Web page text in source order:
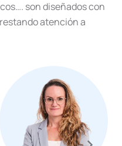
son diseñados con
atención a